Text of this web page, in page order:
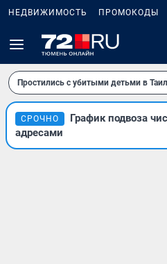
НЕДВИЖИМОСТЬ ПРОМОКОДЫ
Простились с убитыми детьми в
СРОЧНО
График подвоза
адресами